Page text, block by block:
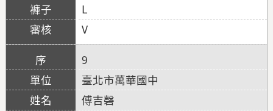
L
V
9
臺北市萬華國中
傅吉磬